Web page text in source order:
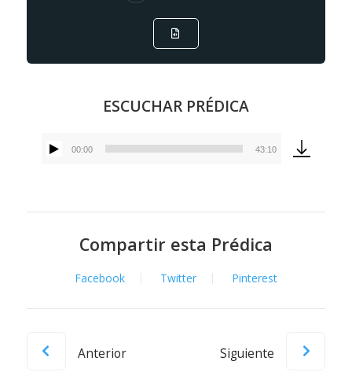
ESCUCHAR PRÉDICA
Reproductor
00:00 43:10
Compartir esta Prédica
Facebook Twitter Pinterest
Anterior Siguiente